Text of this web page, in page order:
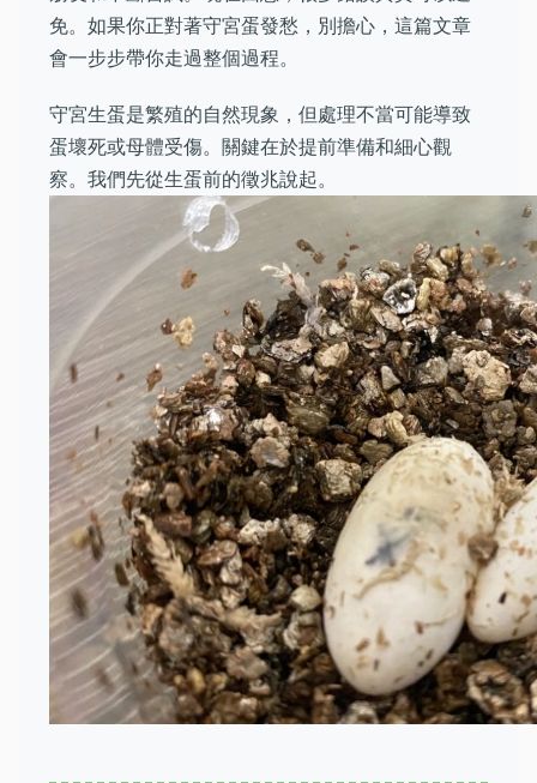
免。如果你正對著守宮蛋發愁，別擔心，這篇文章
會一步步帶你走過整個過程。
守宮生蛋是繁殖的自然現象，但處理不當可能導致
蛋壞死或母體受傷。關鍵在於提前準備和細心觀
察。我們先從生蛋前的徵兆說起。